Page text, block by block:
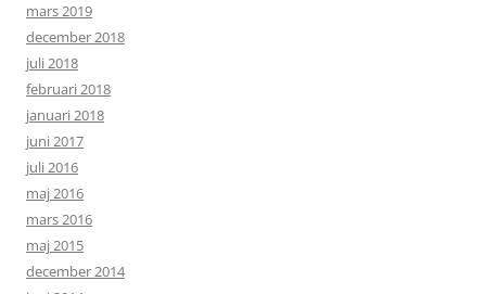
mars 2019
december 2018
juli 2018
februari 2018
januari 2018
juni 2017
juli 2016
maj 2016
mars 2016
maj 2015
december 2014